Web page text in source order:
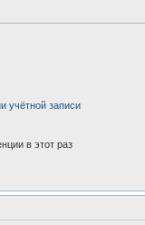
учётной записи
в этот раз